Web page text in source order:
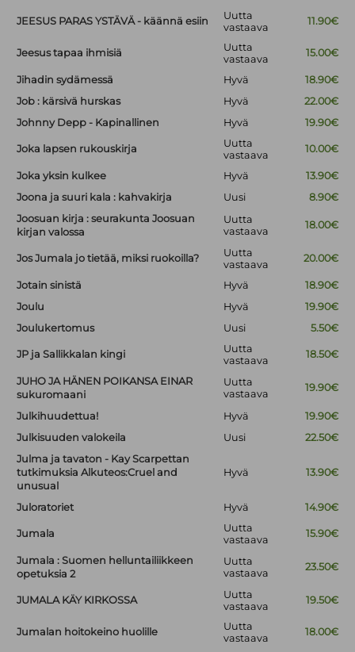
JEESUS PARAS YSTÄVÄ - käännä esiin
Uutta
vastaava
11.90€
Jeesus tapaa ihmisiä
Uutta
vastaava
15.00€
Jihadin sydämessä Hyvä
18.90€
Job : kärsivä hurskas
Hyvä
22.00€
Johnny Depp - Kapinallinen
Hyvä 19.90€
Joka lapsen rukouskirja
Uutta
vastaava
10.00€
Joka yksin kulkee Hyvä
13.90€
Joona ja suuri kala : kahvakirja
Uusi
8.90€
Joosuan kirja : seurakunta Joosuan
kirjan valossa
Uutta
vastaava
18.00€
Jos Jumala jo tietää, miksi ruokoilla?
Uutta
vastaava
20.00€
Jotain sinistä Hyvä
18.90€
Joulu
Hyvä
19.90€
Joulukertomus
Uusi 5.50€
JP ja Sallikkalan kingi
Uutta
vastaava
18.50€
JUHO JA HÄNEN POIKANSA EINAR
sukuromaani
Uutta
vastaava
19.90€
Julkihuudettua! Hyvä
19.90€
Julkisuuden valokeila
Uusi
22.50€
Julma ja tavaton - Kay Scarpettan
tutkimuksia Alkuteos:Cruel and
unusual
Hyvä 13.90€
Juloratoriet Hyvä 14.90€
Jumala
Uutta
vastaava
15.90€
Jumala : Suomen helluntailiikkeen
opetuksia 2
Uutta
vastaava
23.50€
JUMALA KÄY KIRKOSSA
Uutta
vastaava
19.50€
Jumalan hoitokeino huolille
Uutta
vastaava
18.00€